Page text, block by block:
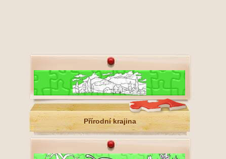
Přírodní krajina